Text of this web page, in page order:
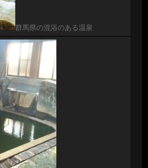
群馬県の混浴のある温泉